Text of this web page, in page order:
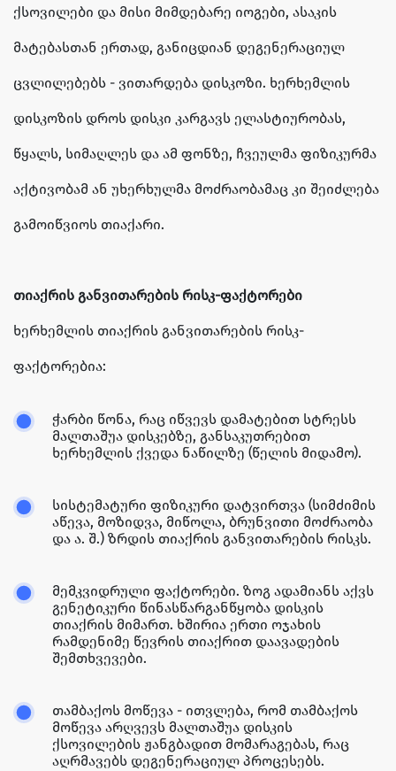
ქსოვილები და მისი მიმდებარე იოგები, ასაკის
მატებასთან ერთად, განიცდიან დეგენერაციულ
ცვლილებებს - ვითარდება დისკოზი. ხერხემლის
დისკოზის დროს დისკი კარგავს ელასტიურობას,
წყალს, სიმაღლეს და ამ ფონზე, ჩვეულმა ფიზიკურმა
აქტივობამ ან უხერხულმა მოძრაობამაც კი შეიძლება
გამოიწვიოს თიაქარი.
თიაქრის განვითარების რისკ-ფაქტორები
ხერხემლის თიაქრის განვითარების რისკ-
ფაქტორებია:
ჭარბი წონა, რაც იწვევს დამატებით სტრესს
მალთაშუა დისკებზე, განსაკუთრებით
ხერხემლის ქვედა ნაწილზე (წელის მიდამო).
სისტემატური ფიზიკური დატვირთვა (სიმძიმის
აწევა, მოზიდვა, მიწოლა, ბრუნვითი მოძრაობა
და ა. შ.) ზრდის თიაქრის განვითარების რისკს.
მემკვიდრული ფაქტორები. ზოგ ადამიანს აქვს
გენეტიკური წინასწარგანწყობა დისკის
თიაქრის მიმართ. ხშირია ერთი ოჯახის
რამდენიმე წევრის თიაქრით დაავადების
შემთხვევები.
თამბაქოს მოწევა - ითვლება, რომ თამბაქოს
მოწევა არღვევს მალთაშუა დისკის
ქსოვილების ჟანგბადით მომარაგებას, რაც
აღრმავებს დეგენერაციულ პროცესებს.